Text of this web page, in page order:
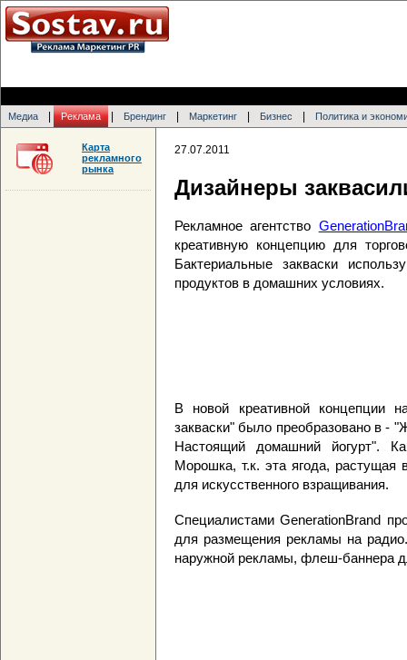
Медиа Реклама Брендинг Маркетинг Бизнес Политика и
27.07.2011
Дизайнеры
Рекламное агентство
креативную концепцию для
Бактериальные закваски
продуктов в домашних условиях.
В новой креативной концепции
закваски" было преобразовано в -
Настоящий домашний йогурт".
Морошка, т.к. эта ягода, растущая
для искусственного взращивания.
Специалистами GenerationBrand
для размещения рекламы на
наружной рекламы, флеш-баннера
Карта
рекламного
рынка